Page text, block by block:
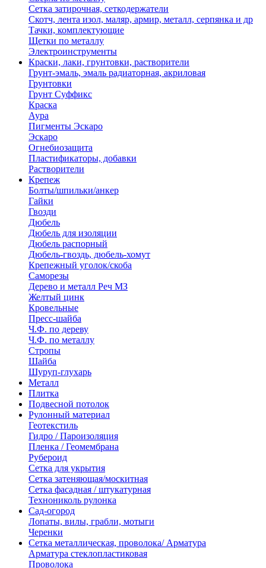
Сетка затирочная, сеткодержатели
Скотч, лента изол, маляр, армир, металл, серпянка и др
Тачки, комплектующие
Щетки по металлу
Электроинструменты
Краски, лаки, грунтовки, растворители
Грунт-эмаль, эмаль радиаторная, акриловая
Грунтовки
Грунт Суффикс
Краска
Аура
Пигменты Эскаро
Эскаро
Огнебиозащита
Пластификаторы, добавки
Растворители
Крепеж
Болты/шпильки/анкер
Гайки
Гвозди
Дюбель
Дюбель для изоляции
Дюбель распорный
Дюбель-гвоздь, дюбель-хомут
Крепежный уголок/скоба
Саморезы
Дерево и металл Реч МЗ
Желтый цинк
Кровельные
Пресс-шайба
Ч.Ф. по дереву
Ч.Ф. по металлу
Стропы
Шайба
Шуруп-глухарь
Металл
Плитка
Подвесной потолок
Рулонный материал
Геотекстиль
Гидро / Пароизоляция
Пленка / Геомембрана
Рубероид
Сетка для укрытия
Сетка затеняющая/москитная
Сетка фасадная / штукатурная
Технониколь рулонка
Сад-огород
Лопаты, вилы, грабли, мотыги
Черенки
Сетка металлическая, проволока/ Арматура
Арматура стеклопластиковая
Проволока